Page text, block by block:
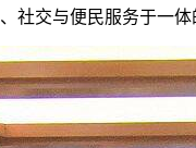
交与便民服务于一体